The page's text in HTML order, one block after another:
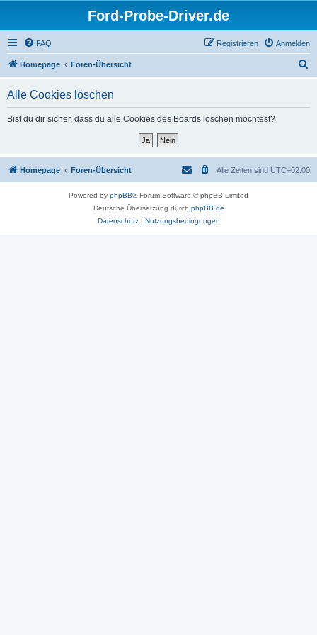
Ford-Probe-Driver.de
FAQ Anmelden
Registrieren
Homepage Foren-Übersicht
Alle Cookies löschen
Bist du dir sicher, dass du alle Cookies des Boards löschen möchtest?
Homepage Foren-Übersicht Alle Zeiten sind UTC+02:00
Powered by phpBB® Forum Software © phpBB Limited
Deutsche Übersetzung durch phpBB.de
Datenschutz| Nutzungsbedingungen